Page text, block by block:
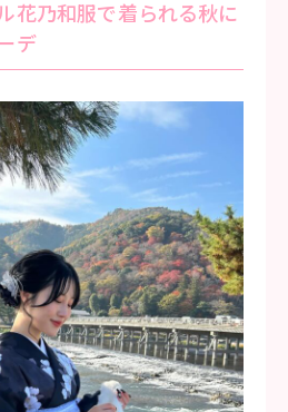
花乃和服で着られる秋に
デ